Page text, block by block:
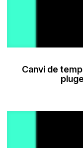
Canvi de